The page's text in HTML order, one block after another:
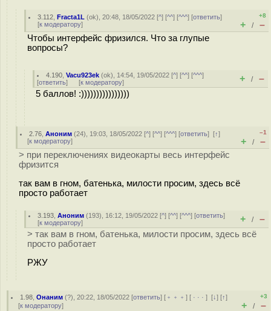
3.112 ,Fracta1L (ok), 20:48, 18/05/2022 [^] [^^] [^^^] [ответить]
[к модератору]
+8
+ / –
Чтобы интерфейс фризился. Что за глупые
вопросы?
4.190 ,Vacu923ek (ok), 14:54, 19/05/2022 [^] [^^] [^^^]
[ответить] [к модератору] + / –
5 баллов! :))))))))))))))))
2.76 ,Аноним (24), 19:03, 18/05/2022 [^] [^^] [^^^] [ответить][↑]
[к модератору]
–1
+ / –
> при переключениях видеокарты весь интерфейс
фризится
так вам в гном, батенька, милости просим, здесь всё
просто работает
3.193 ,Аноним (193), 16:12, 19/05/2022 [^] [^^] [^^^] [ответить]
[к модератору] + / –
> так вам в гном, батенька, милости просим, здесь всё
просто работает
РЖУ
1.98 ,Онаним (?), 20:22, 18/05/2022 [ответить] [ ﹢﹢﹢] [ · · ·][↓] [↑]
[к модератору]
+3
+ / –